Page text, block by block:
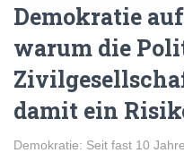
Demokratie
warum die
damit ein
Demokratie: Seit fast 10